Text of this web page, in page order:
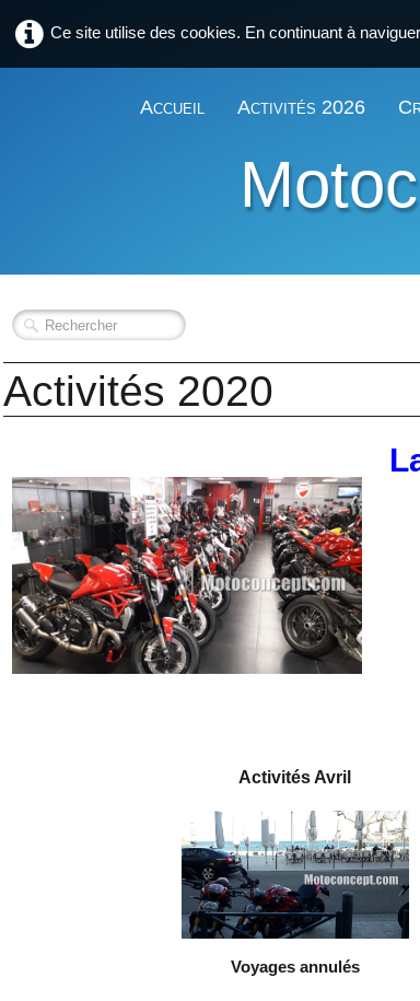
Ce site utilise des cookies. En continuant à
Accueil Activités 2026
Activités 2020
Activités Avril
Voyages annulés